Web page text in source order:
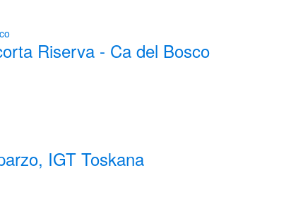
Riserva - Ca del Bosco
IGT Toskana